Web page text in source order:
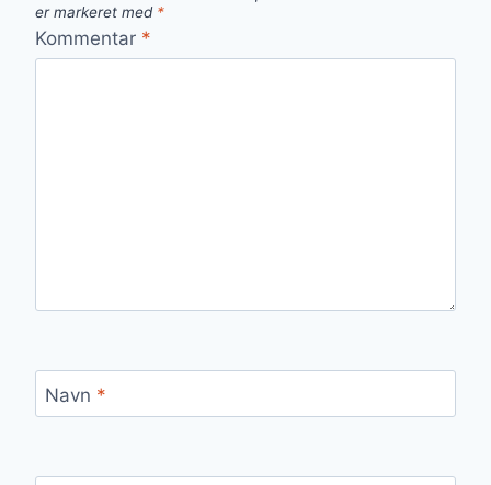
er markeret med *
Kommentar *
Navn *